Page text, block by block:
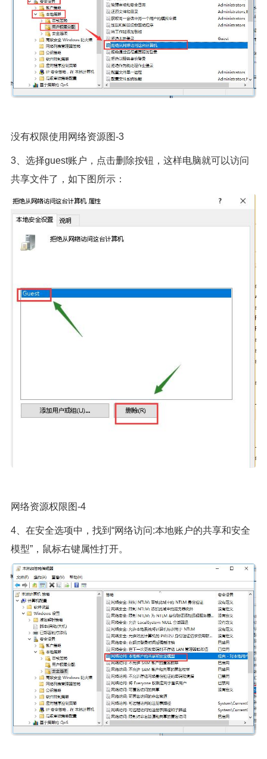
没有权限使用网络资源图-3
3、选择guest账户，点击删除按钮，这样电脑就可以访问
共享文件了，如下图所示：
网络资源权限图-4
4、在安全选项中，找到“网络访问:本地账户的共享和安全
模型”，鼠标右键属性打开。